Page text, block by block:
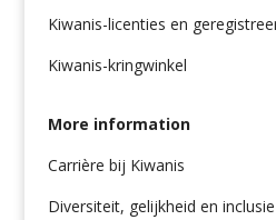
Kiwanis-licenties en
Kiwanis-kringwinkel
More information
Carrière bij Kiwanis
Diversiteit, gelijkheid en inclusie